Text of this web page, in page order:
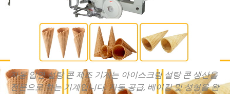
자동 압연 설탕 콘 제조 기계는 아이스크림 설탕 콘 생산을
전문으로 하는 기계입니다. 자동 공급, 베이킹 및 성형을 완